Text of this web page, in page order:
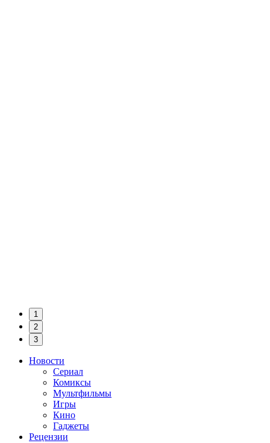
1
2
3
Новости
Сериал
Комиксы
Мультфильмы
Игры
Кино
Гаджеты
Рецензии